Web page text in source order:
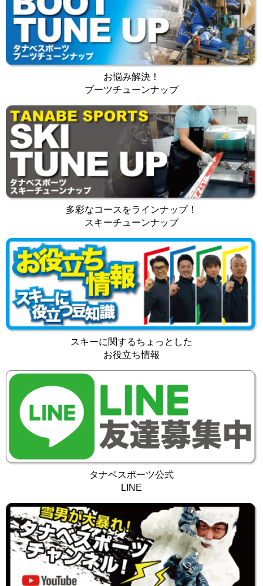
お悩み解決！
ブーツチューンナップ
多彩なコースをラインナップ！
スキーチューンナップ
スキーに関するちょっとした
お役立ち情報
タナベスポーツ公式
LINE